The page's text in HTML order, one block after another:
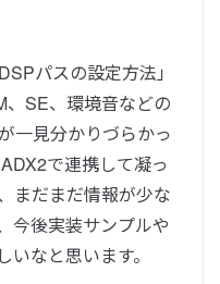
SPパスの設定方法」
SE、環境音などの
一見分かりづらかっ
で連携して凝っ
まだまだ情報が少な
今後実装サンプルや
なと思います。